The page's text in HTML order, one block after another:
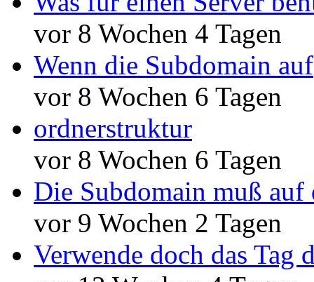
vor 8 Wochen 4 Tagen
Wenn die Subdomain auf
vor 8 Wochen 6 Tagen
ordnerstruktur
vor 8 Wochen 6 Tagen
Die Subdomain muß auf
vor 9 Wochen 2 Tagen
Verwende doch das Tag